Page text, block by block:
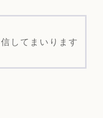
してまいります